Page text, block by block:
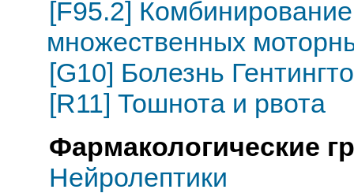
[F95.2]
множественных
[G10] Болезнь
[R11] Тошнота и рвота
Фармакологические
Нейролептики